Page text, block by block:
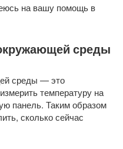
на вашу помощь в
среды
среды — это
температуру на
панель. Таким образом
сколько сейчас